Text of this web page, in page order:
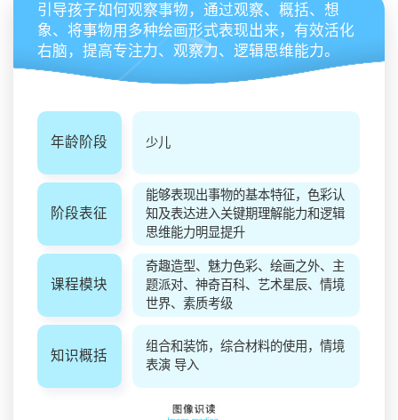
引导孩子如何观察事物，通过观察、概括、想
象、将事物用多种绘画形式表现出来，有效活化
右脑，提高专注力、观察力、逻辑思维能力。
年龄阶段 少儿
阶段表征
能够表现出事物的基本特征，色彩认
知及表达进入关键期理解能力和逻辑
思维能力明显提升
课程模块
奇趣造型、魅力色彩、绘画之外、主
题派对、神奇百科、艺术星辰、情境
世界、素质考级
知识概括
组合和装饰，综合材料的使用，情境
表演 导入